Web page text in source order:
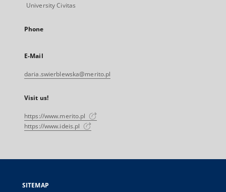
University Civitas
Phone
E-Mail
daria.swierblewska@merito.pl
Visit us!
https://www.merito.pl
https://www.ideis.pl
SITEMAP